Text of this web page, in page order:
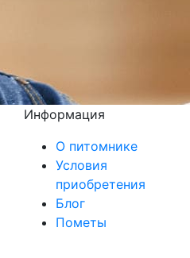
Информация
О питомнике
Условия
приобретения
Блог
Пометы